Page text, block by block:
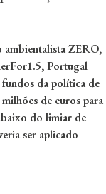
ambientalista ZERO,
Portugal
fundos da política de
de euros para
do limiar de
ser aplicado